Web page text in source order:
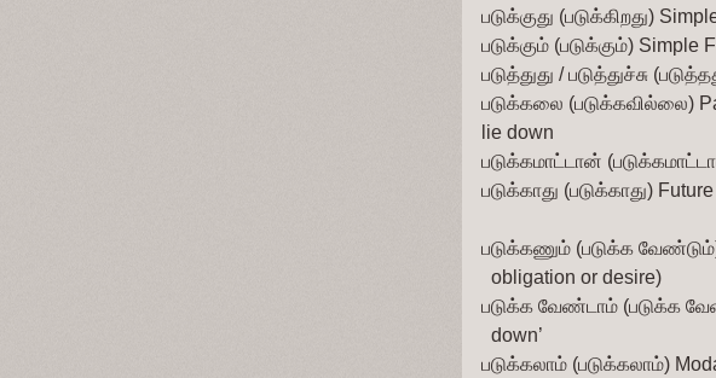
படுக்குது (படுக்கிறது)
படுக்கும் (படுக்கும்) Simple
படுத்துது / படுத்துச்சு
படுக்கலை (படுக்கவில்லை)
lie down
படுக்கமாட்டான்
படுக்காது (படுக்காது)
படுக்கணும் (படுக்க
obligation or desire)
படுக்க வேண்டாம் (படுக்க
down’
படுக்கலாம் (படுக்கலாம்)